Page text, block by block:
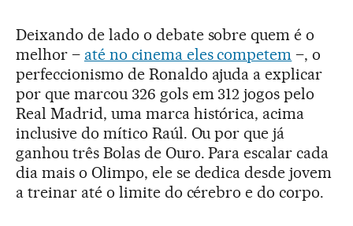
Deixando de lado o debate sobre quem é o
melhor – até no cinema eles competem –, o
perfeccionismo de Ronaldo ajuda a explicar
por que marcou 326 gols em 312 jogos pelo
Real Madrid, uma marca histórica, acima
inclusive do mítico Raúl. Ou por que já
ganhou três Bolas de Ouro. Para escalar cada
dia mais o Olimpo, ele se dedica desde jovem
a treinar até o limite do cérebro e do corpo.